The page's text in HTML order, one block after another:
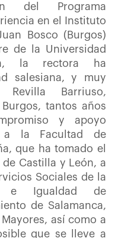
del Programa
en el Instituto
Bosco (Burgos)
de la Universidad
la rectora ha
salesiana, y muy
Barriuso,
tantos años
y apoyo
a la Facultad de
que ha tomado el
Castilla y León, a
Sociales de la
e Igualdad de
de Salamanca,
así como a
que se lleve a